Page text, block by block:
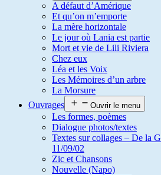
A défaut d’Amérique
Et qu’on m’emporte
La mère horizontale
Le jour où Lania est partie
Mort et vie de Lili Riviera
Chez eux
Léa et les Voix
Les Mémoires d’un arbre
La Morsure
Ouvrages
Ouvrir le menu
Les formes, poèmes
Dialogue photos/textes
Textes sur collages – De la
11/09/02
Zic et Chansons
Nouvelle (Napo)